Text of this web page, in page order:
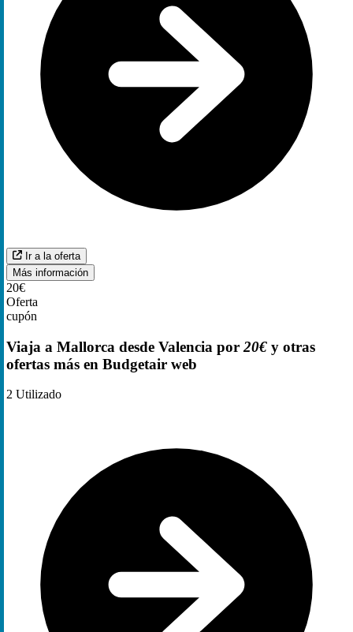
Ir a la oferta
Más información
20€
Oferta
cupón
Viaja a Mallorca desde Valencia por 20€ y otras
ofertas más en Budgetair web
2 Utilizado